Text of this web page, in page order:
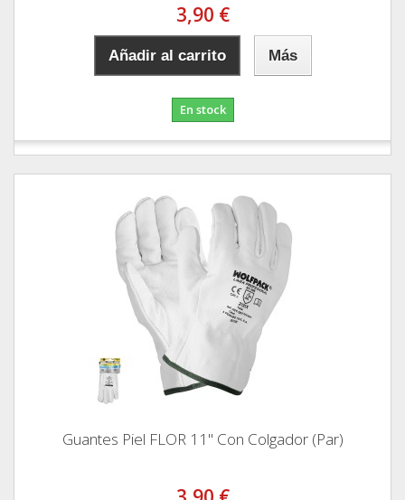
3,90 €
Añadir al carrito Más
En stock
Guantes Piel FLOR 11" Con Colgador (Par)